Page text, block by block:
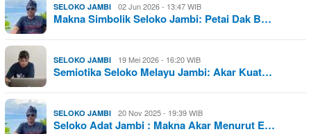
SELOKO JAMBI 02 Jun 2026 - 13:47 WIB
Makna Simbolik Seloko Jambi: Petai Dak B…
SELOKO JAMBI 19 Mei 2026 - 16:20 WIB
Semiotika Seloko Melayu Jambi: Akar Kuat…
SELOKO JAMBI 20 Nov 2025 - 19:39 WIB
Seloko Adat Jambi : Makna Akar Menurut E…